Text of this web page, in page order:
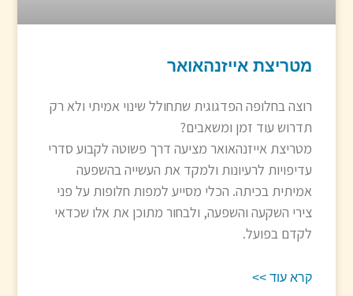
מטריצת אייזנהאואר
רוצה בחלופה הפדגוגית שתחולל שינוי אמיתי ולא רק
תדרוש עוד זמן ומשאבים?
מטריצת אייזנהאואר מציעה דרך פשוטה לקבוע סדרי
עדיפויות לרעיונות ולמקד את העשייה בהשפעה
אמיתית בכיתה. הכלי מסייע למפות חלופות על פני
צירי השקעה והשפעה, ולבחור מתוכן את אלו שכדאי
לקדם בפועל.
קרא עוד >>